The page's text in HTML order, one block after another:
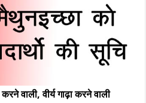
वाली, वीर्य गाढ़ा करने वाली